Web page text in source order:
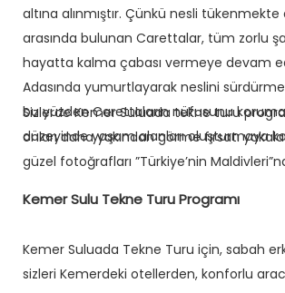
altına alınmıştır. Çünkü nesli tükenmekte
arasında bulunan Carettalar, tüm zorlu
hayatta kalma çabası vermeye devam
Adasında yumurtlayarak neslini
bu yüzden Carettaların nüfusunu
düzeyinde yaşam alanları oluşturmaya
Sizlerde Kemer Suluada tekne turu
onları daha yakından görme fırsatı
güzel fotoğrafları ”Türkiye’nin
Kemer Sulu Tekne Turu Programı
Kemer Suluada Tekne Turu için, sabah
sizleri Kemerdeki otellerden, konforlu